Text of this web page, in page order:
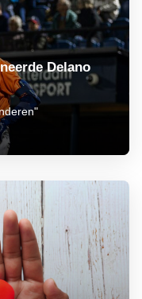
Delano